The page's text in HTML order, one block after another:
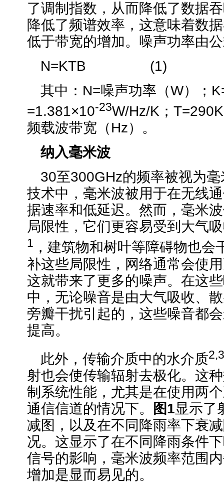
了调制指数，从而降低了数据
降低了频谱效率，这意味着数
低于带宽的增加。噪声功率由
N=KTB (1)
其中：N=噪声功率（W）；
=1.381×10-23W/Hz/K；
频载波带宽（Hz）。
纳入毫米波
30至300GHz的频率被视为
技术中，毫米波被用于在无线
据速率和低延迟。然而，毫米
局限性，它们更容易受到大气
1 ，建筑物和树叶等障碍物也会
补这些局限性，网络通常会使
这就带来了更多的噪声。在这
中，无论噪音是由大气吸收、
旁瓣干扰引起的，这些噪音都
提高。
此外，传输介质中的水介质2,3
射也会使传输辐射去极化。这
制系统性能，尤其是在使用两
通信信道的情况下。
图1显示了
减图，以及在不同降雨率下衰
况。这显示了在不同降雨条件
信号的影响，毫米波频率范围
增加是显而易见的。